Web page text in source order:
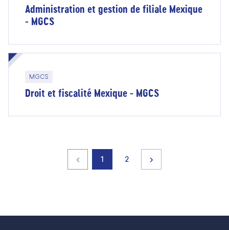
Administration et gestion de filiale Mexique
- MGCS
MGCS
Droit et fiscalité Mexique - MGCS
Page précédente
page
1 page
2